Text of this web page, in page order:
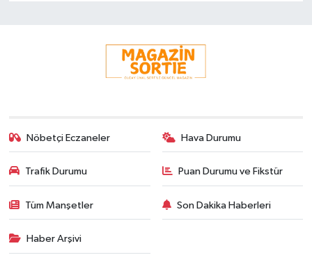
Nöbetçi Eczaneler Hava Durumu
Trafik Durumu Puan Durumu ve Fikstür
Tüm Manşetler Son Dakika Haberleri
Haber Arşivi